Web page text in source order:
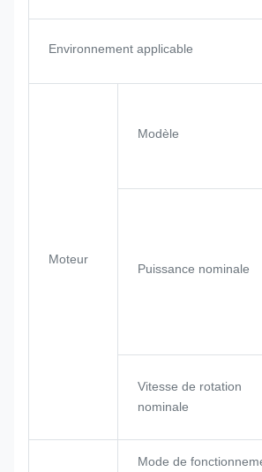
Environnement applicable
Moteur
Modèle
Puissance nominale
Vitesse de rotation
nominale
Mode de